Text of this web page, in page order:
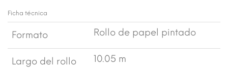
Ficha técnica
Formato Rollo de papel pintado
Largo del rollo 10.05 m